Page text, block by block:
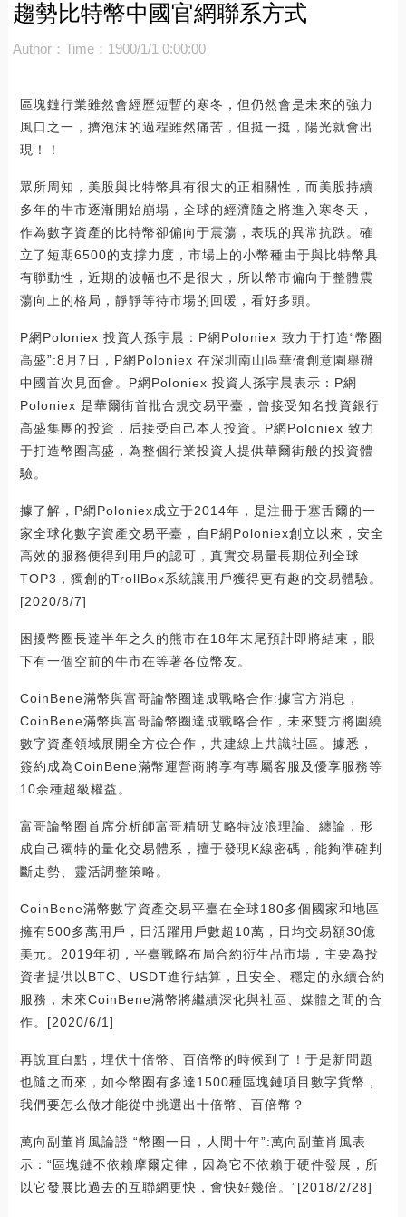
趨勢比特幣中國官網聯系方式
Author： Time：1900/1/1 0:00:00
區塊鏈行業雖然會經歷短暫的寒冬，但仍然會是未來的強力
風口之一，擠泡沫的過程雖然痛苦，但挺一挺，陽光就會出
現！！
眾所周知，美股與比特幣具有很大的正相關性，而美股持續
多年的牛市逐漸開始崩塌，全球的經濟隨之將進入寒冬天，
作為數字資產的比特幣卻偏向于震蕩，表現的異常抗跌。確
立了短期6500的支撐力度，市場上的小幣種由于與比特幣具
有聯動性，近期的波幅也不是很大，所以幣市偏向于整體震
蕩向上的格局，靜靜等待市場的回暖，看好多頭。
P網Poloniex 投資人孫宇晨：P網Poloniex 致力于打造“幣圈
高盛”:8月7日，P網Poloniex 在深圳南山區華僑創意園舉辦
中國首次見面會。P網Poloniex 投資人孫宇晨表示：P網
Poloniex 是華爾街首批合規交易平臺，曾接受知名投資銀行
高盛集團的投資，后接受自己本人投資。P網Poloniex 致力
于打造幣圈高盛，為整個行業投資人提供華爾街般的投資體
驗。
據了解，P網Poloniex成立于2014年，是注冊于塞舌爾的一
家全球化數字資產交易平臺，自P網Poloniex創立以來，安全
高效的服務便得到用戶的認可，真實交易量長期位列全球
TOP3，獨創的TrollBox系統讓用戶獲得更有趣的交易體驗。
[2020/8/7]
困擾幣圈長達半年之久的熊市在18年末尾預計即將結束，眼
下有一個空前的牛市在等著各位幣友。
CoinBene滿幣與富哥論幣圈達成戰略合作:據官方消息，
CoinBene滿幣與富哥論幣圈達成戰略合作，未來雙方將圍繞
數字資產領域展開全方位合作，共建線上共識社區。據悉，
簽約成為CoinBene滿幣運營商將享有專屬客服及優享服務等
10余種超級權益。
富哥論幣圈首席分析師富哥精研艾略特波浪理論、纏論，形
成自己獨特的量化交易體系，擅于發現K線密碼，能夠準確判
斷走勢、靈活調整策略。
CoinBene滿幣數字資產交易平臺在全球180多個國家和地區
擁有500多萬用戶，日活躍用戶數超10萬，日均交易額30億
美元。2019年初，平臺戰略布局合約衍生品市場，主要為投
資者提供以BTC、USDT進行結算，且安全、穩定的永續合約
服務，未來CoinBene滿幣將繼續深化與社區、媒體之間的合
作。[2020/6/1]
再說直白點，埋伏十倍幣、百倍幣的時候到了！于是新問題
也隨之而來，如今幣圈有多達1500種區塊鏈項目數字貨幣，
我們要怎么做才能從中挑選出十倍幣、百倍幣？
萬向副董肖風論證 “幣圈一日，人間十年”:萬向副董肖風表
示：“區塊鏈不依賴摩爾定律，因為它不依賴于硬件發展，所
以它發展比過去的互聯網更快，會快好幾倍。”[2018/2/28]